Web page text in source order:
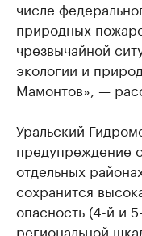
числе
природных
чрезвычайной
экологии и
Мамонтов», —
Уральский
предупреждение
отдельных
сохранится
опасность (4-й и
региональной